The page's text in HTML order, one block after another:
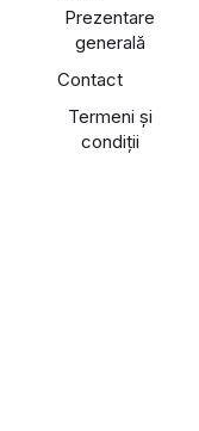
Prezentare
generală
Contact
Termeni și
condiții